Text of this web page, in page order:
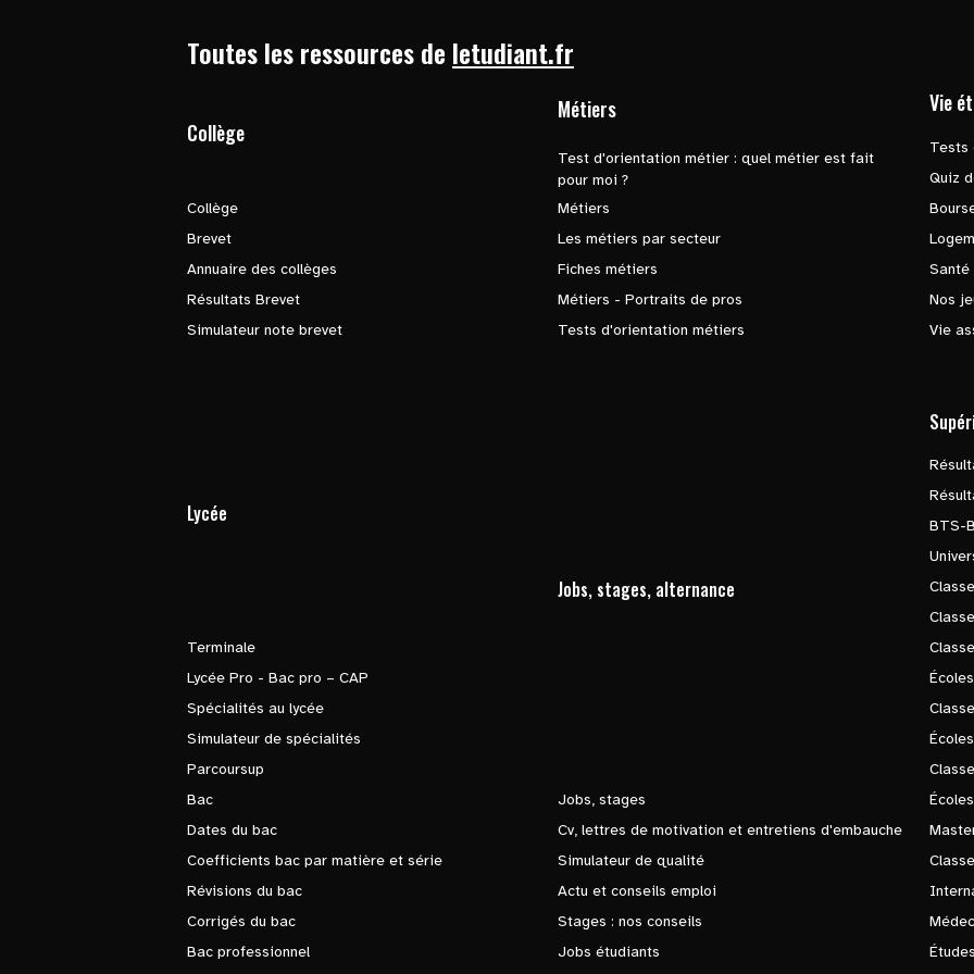
Toutes les ressources de letudiant.fr
Collège
Collège
Brevet
Annuaire des collèges
Résultats Brevet
Simulateur note brevet
Métiers
Test d'orientation métier : quel métier est fait
pour moi ?
Métiers
Les métiers par secteur
Fiches métiers
Métiers - Portraits de pros
Tests d'orientation métiers
Vie
Tests
Quiz
Santé
Nos
Vie
Lycée
Terminale
Lycée Pro - Bac pro – CAP
Spécialités au lycée
Simulateur de spécialités
Parcoursup
Bac
Dates du bac
Coefficients bac par matière et série
Révisions du bac
Corrigés du bac
Bac professionnel
Jobs, stages, alternance
Jobs, stages
Cv, lettres de motivation et entretiens d'embauche
Simulateur de qualité
Actu et conseils emploi
Stages : nos conseils
Jobs étudiants
BTS-